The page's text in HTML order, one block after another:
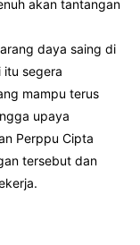
akan tantangan
daya saing di
itu segera
mampu terus
upaya
Perppu Cipta
tersebut dan